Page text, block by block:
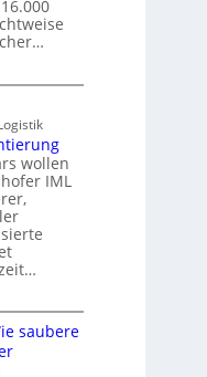
wollen
IML
saubere